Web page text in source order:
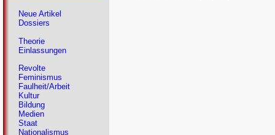
Neue Artikel
Dossiers
Theorie
Einlassungen
Revolte
Feminismus
Faulheit/Arbeit
Kultur
Bildung
Medien
Staat
Nationalismus